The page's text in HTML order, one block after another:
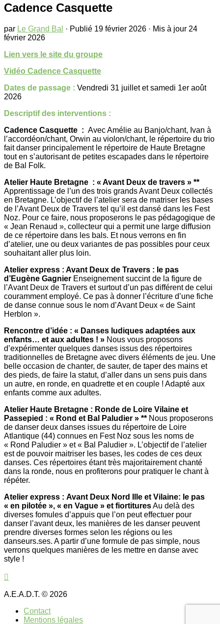
Cadence Casquette
par Le Grand Bal · Publié 19 février 2026 · Mis à jour 24
février 2026
Lien vers le site du groupe
Vidéo Cadence Casquette
Dates de passage : Vendredi 31 juillet et samedi 1er août
2026
Descriptif des interventions :
Cadence Casquette : Avec Amélie au Banjo/chant, Ivan à
l’accordéon/chant, Orwin au violon/chant, le répertoire du trio
fait danser principalement le répertoire de Haute Bretagne
tout en s’autorisant de petites escapades dans le répertoire
de Bal Folk.
Atelier Haute Bretagne : « Avant Deux de travers » **
Apprentissage de l’un des trois grands Avant Deux collectés
en Bretagne. L’objectif de l’atelier sera de matriser les bases
de l’Avant Deux de Travers tel qu’il est dansé dans les Fest
Noz. Pour ce faire, nous proposerons le pas pédagogique de
« Jean Renaud », collecteur qui a permit une large diffusion
de ce répertoire dans les bals. Et nous verrons en fin
d’atelier, une ou deux variantes de pas possibles pour ceux
souhaitant aller plus loin.
Atelier express : Avant Deux de Travers : le pas
d’Eugène Gagnier Enseignement succint de la figure de
l’Avant Deux de Travers et surtout d’un pas différent de celui
couramment employé. Ce pas à donner l’écriture d’une fiche
de danse connue sous le nom d’Avant Deux « de Saint
Herblon ».
Rencontre d’idée : « Danses ludiques adaptées aux
enfants… et aux adultes ! » Nous vous proposons
d’expérimenter quelques danses issus des répertoires
traditionnelles de Bretagne avec divers éléments de jeu. Une
belle occasion de chanter, de sauter, de taper des mains et
des pieds, de faire la statut, d’aller dans un sens puis dans
un autre, en ronde, en quadrette et en couple ! Adapté aux
enfants comme aux adultes.
Atelier Haute Bretagne : Ronde de Loire Vilaine et
Passepied : « Rond et Bal Paludier » ** Nous proposerons
de danser deux danses issues du répertoire de Loire
Atlantique (44) connues en Fest Noz sous les noms de
« Rond Paludier » et « Bal Paludier ». L’objectif de l’atelier
est de pouvoir maitriser les bases, les codes de ces deux
danses. Ces répertoires étant très majoritairement chanté
dans la ronde, nous en profiterons pour pratiquer le chant à
répéter.
Atelier express : Avant Deux Nord Ille et Vilaine: le pas
« en pilotée », « en Vague » et fiortituresAu delà des
diverses fomules d’appuis que l’on peut effectuer pour
danser l’avant deux, les manières de les danser peuvent
prendre diverses formes selon les régions ou les
danseurs.ses. A partir d’une formule de pas simple, nous
verrons quelques manières de les mettre en danse avec
style !
A.E.A.D.T. © 2026
Contact
Mentions légales